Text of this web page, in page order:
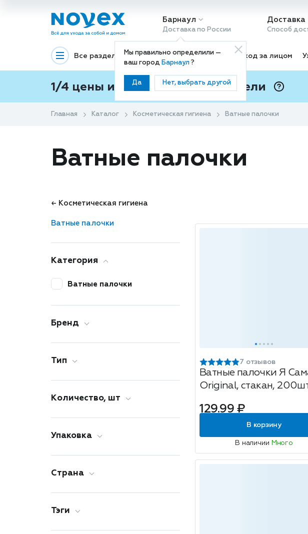
Барнаул
Доставка по России
Мы правильно определили —
ваш город Барнаул?
Да Нет, выбрать другой
Доставка
Способ
Все разделы Декоративная косметика Уход за лицом
1/4 цены и покупки ваши с Подели
Главная Каталог Косметическая гигиена Ватные палочки
Ватные палочки
← Косметическая гигиена
Ватные палочки
Категория
Ватные палочки
Бренд
Тип
Количество, шт
Упаковка
Страна
Тэги
7 отзывов
Ватные палочки Я
Original, стакан,
129.99 ₽
В корзину
В наличии Много